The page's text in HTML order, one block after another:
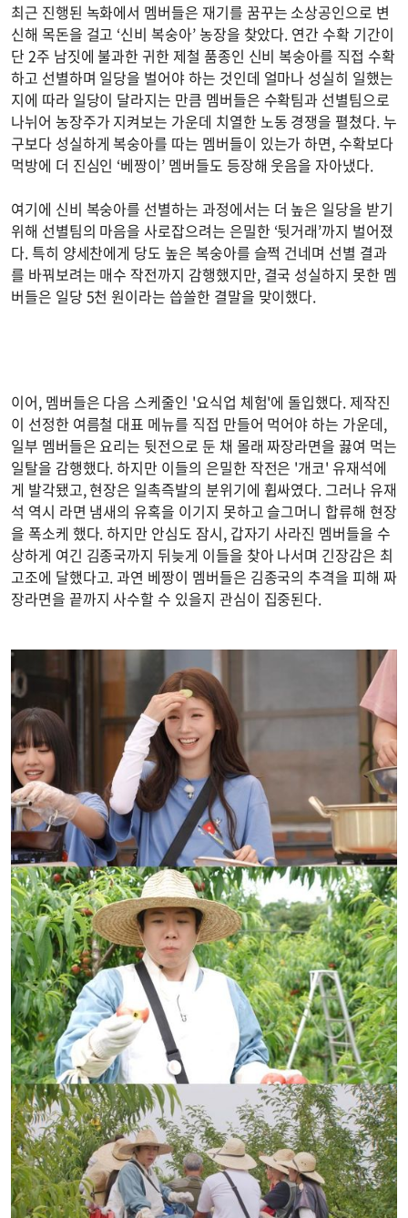
최근 진행된 녹화에서 멤버들은 재기를 꿈꾸는 소상공인으로 변
신해 목돈을 걸고 ‘신비 복숭아’ 농장을 찾았다. 연간 수확 기간이
단 2주 남짓에 불과한 귀한 제철 품종인 신비 복숭아를 직접 수확
하고 선별하며 일당을 벌어야 하는 것인데 얼마나 성실히 일했는
지에 따라 일당이 달라지는 만큼 멤버들은 수확팀과 선별팀으로
나뉘어 농장주가 지켜보는 가운데 치열한 노동 경쟁을 펼쳤다. 누
구보다 성실하게 복숭아를 따는 멤버들이 있는가 하면, 수확보다
먹방에 더 진심인 ‘베짱이’ 멤버들도 등장해 웃음을 자아냈다.
여기에 신비 복숭아를 선별하는 과정에서는 더 높은 일당을 받기
위해 선별팀의 마음을 사로잡으려는 은밀한 ‘뒷거래’까지 벌어졌
다. 특히 양세찬에게 당도 높은 복숭아를 슬쩍 건네며 선별 결과
를 바꿔보려는 매수 작전까지 감행했지만, 결국 성실하지 못한 멤
버들은 일당 5천 원이라는 씁쓸한 결말을 맞이했다.
이어, 멤버들은 다음 스케줄인 '요식업 체험'에 돌입했다. 제작진
이 선정한 여름철 대표 메뉴를 직접 만들어 먹어야 하는 가운데,
일부 멤버들은 요리는 뒷전으로 둔 채 몰래 짜장라면을 끓여 먹는
일탈을 감행했다. 하지만 이들의 은밀한 작전은 '개코' 유재석에
게 발각됐고, 현장은 일촉즉발의 분위기에 휩싸였다. 그러나 유재
석 역시 라면 냄새의 유혹을 이기지 못하고 슬그머니 합류해 현장
을 폭소케 했다. 하지만 안심도 잠시, 갑자기 사라진 멤버들을 수
상하게 여긴 김종국까지 뒤늦게 이들을 찾아 나서며 긴장감은 최
고조에 달했다고. 과연 베짱이 멤버들은 김종국의 추격을 피해 짜
장라면을 끝까지 사수할 수 있을지 관심이 집중된다.